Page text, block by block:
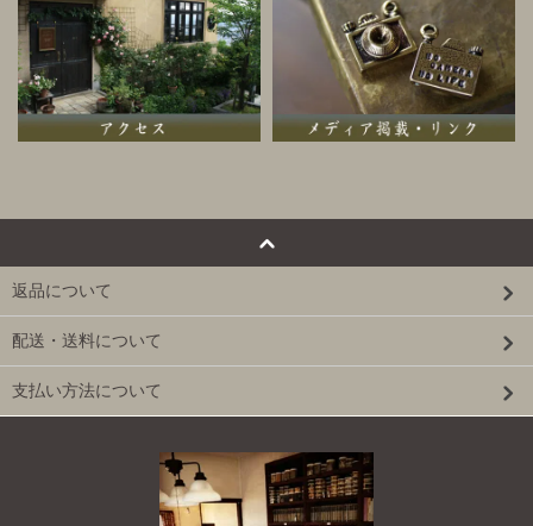
返品について
配送・送料について
支払い方法について